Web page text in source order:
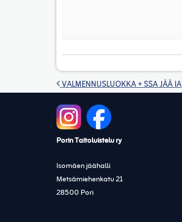
Artikkelien selaus
VALMENNUSLUOKKA + SSA JÄÄ IA
Porin Taitoluistelu ry
Isomäen jäähalli
Metsämiehenkatu 21
28500 Pori